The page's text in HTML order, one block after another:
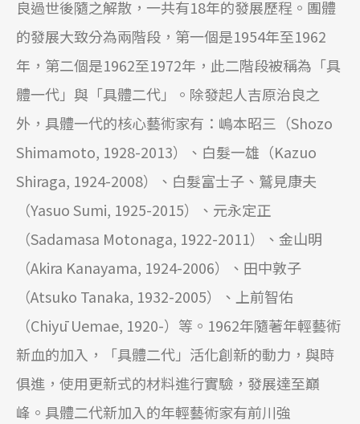
良過世後隨之解散，一共有18年的發展歷程。團體
的發展大致分為兩階段，第一個是1954年至1962
年，第二個是1962至1972年，此二階段被稱為「具
體一代」與「具體二代」。除發起人吉原治良之
外，具體一代的核心藝術家有：嶋本昭三（Shozo
Shimamoto, 1928-2013）、白髮一雄（Kazuo
Shiraga, 1924-2008）、白髮富士子、鷲見康夫
（Yasuo Sumi, 1925-2015）、元永定正
（Sadamasa Motonaga, 1922-2011）、金山明
（Akira Kanayama, 1924-2006）、田中敦子
（Atsuko Tanaka, 1932-2005）、上前智佑
（Chiyū Uemae, 1920-）等。1962年隨著年輕藝術
新血的加入，「具體二代」活化創新的動力，與時
俱進，使用更新式的材料進行實驗，發展達至巔
峰。具體二代新加入的年輕藝術家有前川強